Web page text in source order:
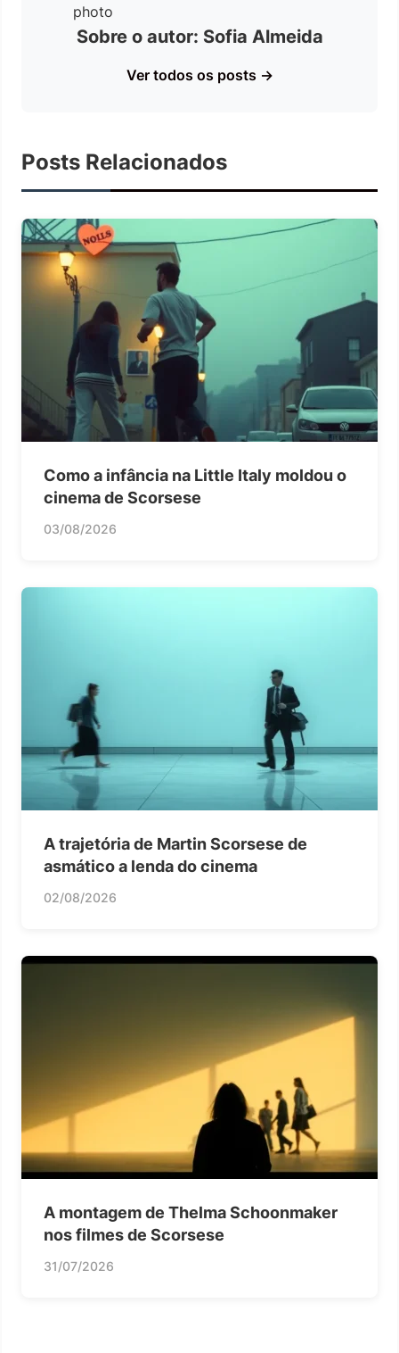
Sobre o autor: Sofia Almeida
Ver todos os posts →
Posts Relacionados
Como a infância na Little Italy moldou o
cinema de Scorsese
03/08/2026
A trajetória de Martin Scorsese de
asmático a lenda do cinema
02/08/2026
A montagem de Thelma Schoonmaker
nos filmes de Scorsese
31/07/2026